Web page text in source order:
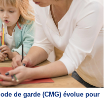
de garde (CMG) évolue pour